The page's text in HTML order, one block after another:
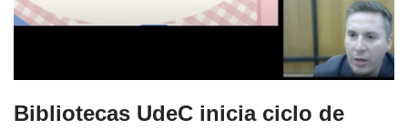
Bibliotecas UdeC inicia ciclo de